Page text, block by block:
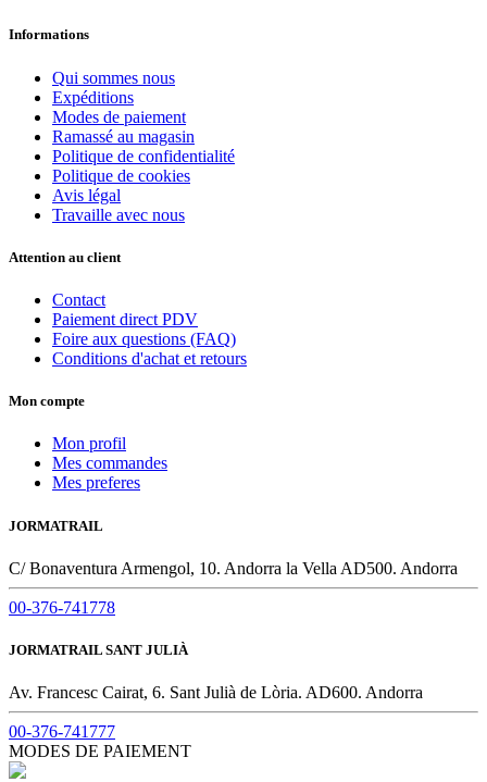
Informations
Qui sommes nous
Expéditions
Modes de paiement
Ramassé au magasin
Politique de confidentialité
Politique de cookies
Avis légal
Travaille avec nous
Attention au client
Contact
Paiement direct PDV
Foire aux questions (FAQ)
Conditions d'achat et retours
Mon compte
Mon profil
Mes commandes
Mes preferes
JORMATRAIL
C/ Bonaventura Armengol, 10. Andorra la Vella AD500. Andorra
00-376-741778
JORMATRAIL SANT JULIÀ
Av. Francesc Cairat, 6. Sant Julià de Lòria. AD600. Andorra
00-376-741777
MODES DE PAIEMENT